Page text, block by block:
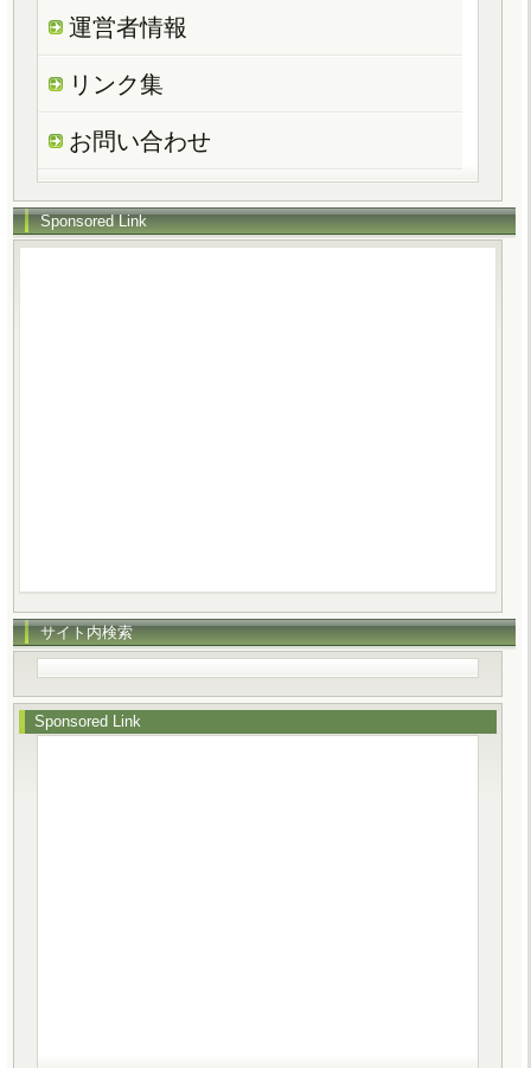
運営者情報
リンク集
お問い合わせ
Sponsored Link
サイト内検索
Sponsored Link